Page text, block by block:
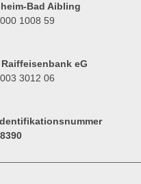
Bad Aibling
1008 59
eG
3012 06